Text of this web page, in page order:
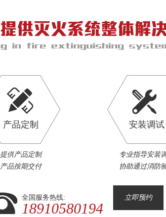
产品定制
提供产品定制
产品按期交付
安装调试
专业指导安装
协助通过消防
全国服务热线:
18910580194
立即预约